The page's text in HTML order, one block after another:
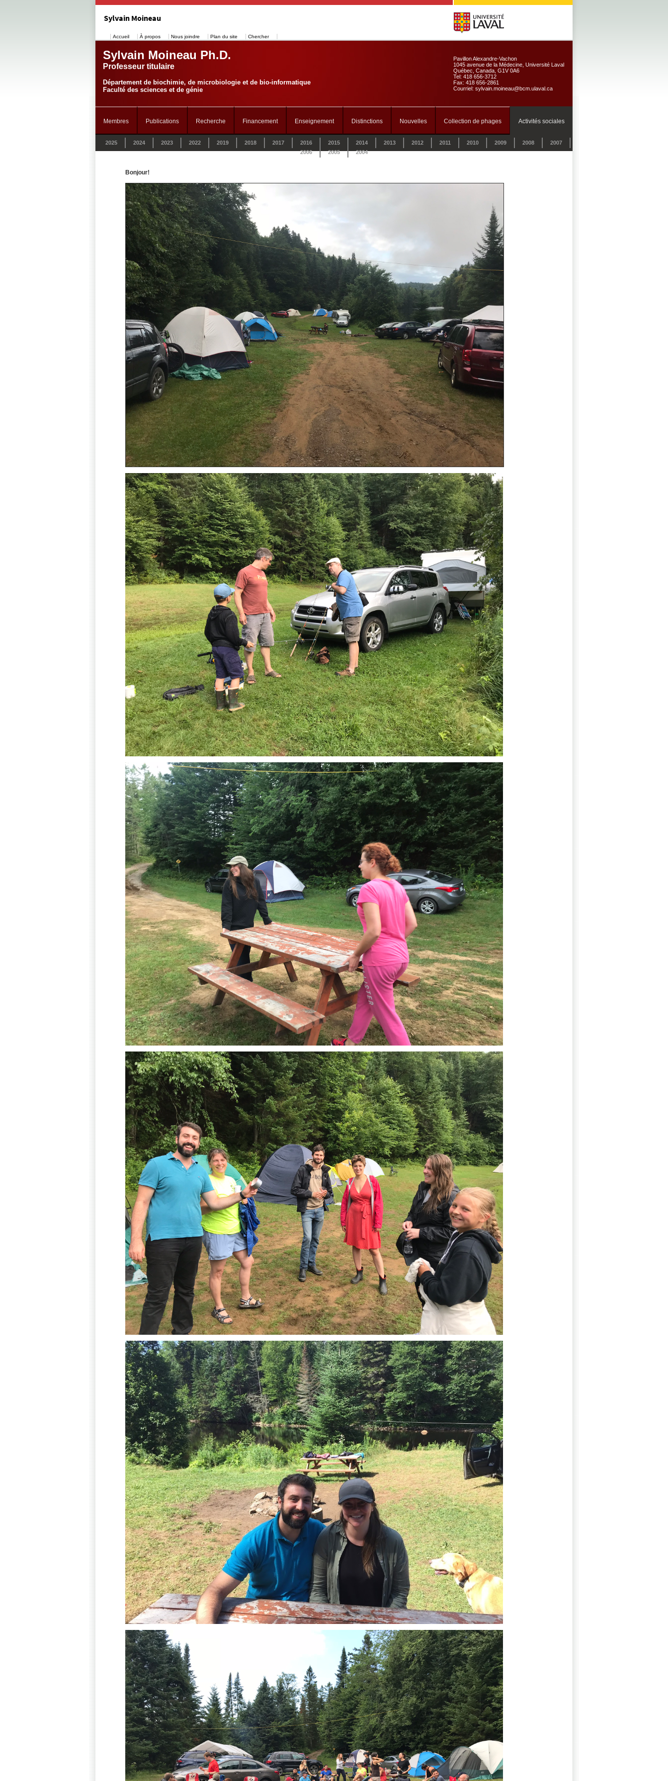
Sylvain Moineau
Accueil À propos Nous joindre Plan du site Chercher
Sylvain Moineau Ph.D.
Professeur titulaire
Département de biochimie, de microbiologie et de bio-informatique
Faculté des sciences et de génie
Pavillon Alexandre-Vachon
1045 avenue de la Médecine, Université Laval
Québec, Canada, G1V 0A6
Tel: 418 656-3712
Fax: 418 656-2861
Courriel: sylvain.moineau@bcm.ulaval.ca
Membres Publications Recherche Financement Enseignement Distinctions Nouvelles Collection de phages Activités sociales
2025 2024 2023 2022 2019 2018 2017 2016 2015 2014 2013 2012 2011 2010 2009 2008
2007
2006
2005 2004
Bonjour!